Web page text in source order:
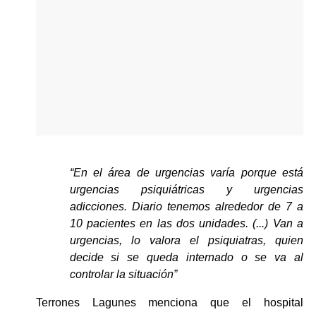
“En el área de urgencias varía porque está
urgencias psiquiátricas y urgencias
adicciones. Diario tenemos alrededor de 7 a
10 pacientes en las dos unidades. (...) Van a
urgencias, lo valora el psiquiatras, quien
decide si se queda internado o se va al
controlar la situación”
Terrones Lagunes menciona que el hospital